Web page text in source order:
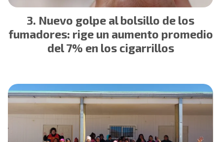
Nuevo golpe al bolsillo de los
fumadores: rige un aumento promedio
del 7% en los cigarrillos